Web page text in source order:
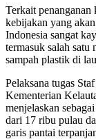
Terkait
kebijakan yang
Indonesia sangat
termasuk salah satu
sampah plastik di
Pelaksana tugas
Kementerian
menjelaskan
dari 17 ribu pulau
garis pantai